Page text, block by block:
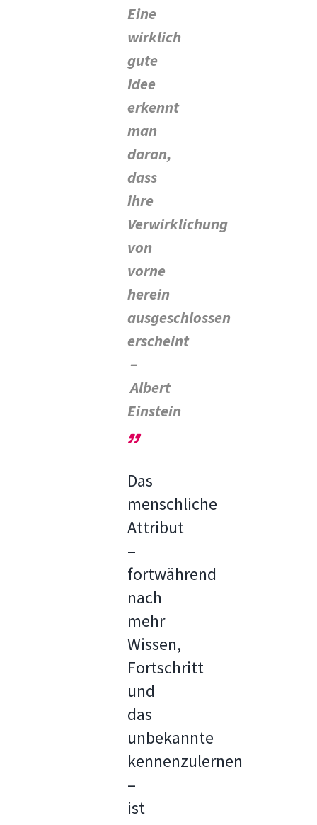
Eine
wirklich
gute
Idee
erkennt
man
daran,
dass
ihre
Verwirklichung
von
vorne
herein
ausgeschlossen
erscheint
–
Albert
Einstein
Das
menschliche
Attribut
–
fortwährend
nach
mehr
Wissen,
Fortschritt
und
das
unbekannte
kennenzulernen
–
ist